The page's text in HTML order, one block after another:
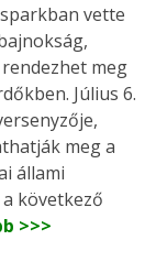
vette
meg
Július 6.
meg a
állami
következő
>>>